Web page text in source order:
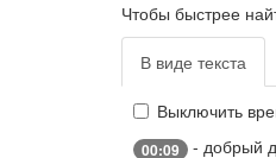
Чтобы быстрее
В виде текста
Выключить
00:09 - добрый